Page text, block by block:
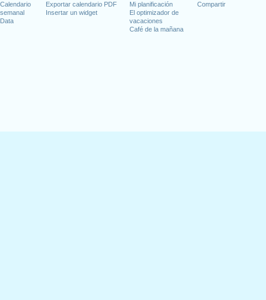
Calendario
semanal
Data
Exportar calendario PDF
Insertar un widget
Mi planificación
El optimizador de
vacaciones
Café de la mañana
Compartir